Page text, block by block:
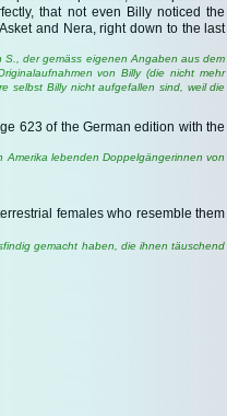
that not even Billy noticed the
and Nera, right down to the last
S., der gemäss eigenen Angaben aus dem
von Billy (die nicht mehr
selbst Billy nicht aufgefallen sind, weil die
623 of the German edition with the
lebenden Doppelgängerinnen von
females who resemble them
gemacht haben, die ihnen täuschend